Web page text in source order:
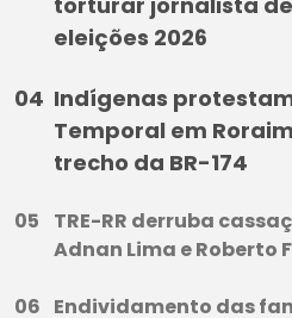
eleições 2026
Indígenas
Temporal em
trecho da BR-174
TRE-RR derruba
Adnan Lima e Roberto
Endividamento das